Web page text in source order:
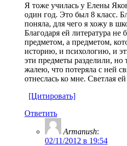
Я тоже училась у Елены
один год. Это был 8 класс.
поняла, для чего я хожу в
Благодаря ей литература
предметом, а предметом,
историю, и психологию, и
эти предметы разделили,
жалею, что потеряла с ней
отнеслась ко мне. Светлая
[Цитировать]
Ответить
Armanush:
02/11/2012 в 19:54